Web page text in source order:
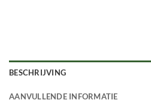
BESCHRIJVING
AANVULLENDE INFORMATIE